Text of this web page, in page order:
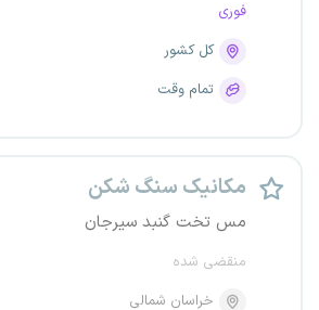
فوری
کل کشور
تمام وقت
مکانیک سنگ شکن
مس تخت گنبد سیرجان
منقضی شده
خراسان شمالی